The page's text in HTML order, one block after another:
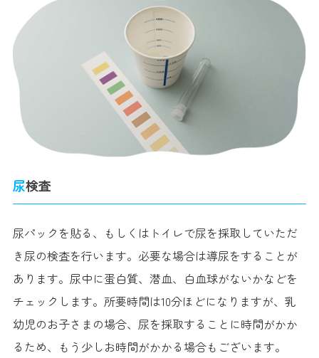
尿検査
尿パックを貼る、もしくはトイレで尿を採取していただ
き尿の検査を行います。必要な場合は導尿をすることが
あります。尿中に蛋白質、潜血、白血球がないかなどを
チェックします。所要時間は10分ほどになりますが、乳
幼児のお子さまの場合、尿を採取することに時間がかか
るため、もう少しお時間がかかる場合もございます。